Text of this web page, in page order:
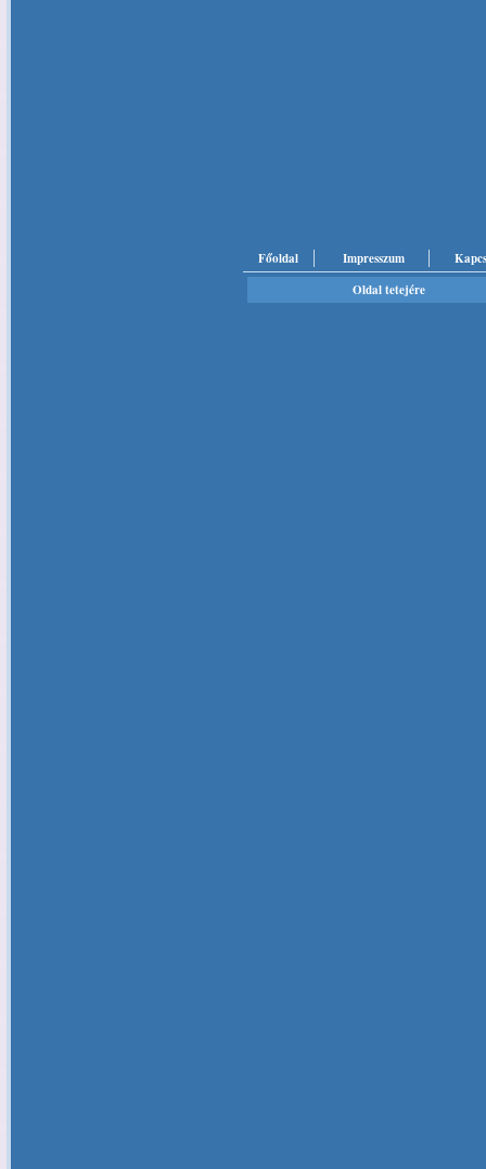
Főoldal Impresszum
Oldal tetejére